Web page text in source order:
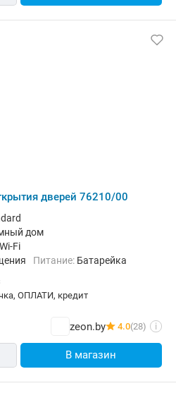
дверей 76210/00
дом
Wi-Fi
Питание: Батарейка
ОПЛАТИ, кредит
zeon.by 4.0(28) i
В магазин